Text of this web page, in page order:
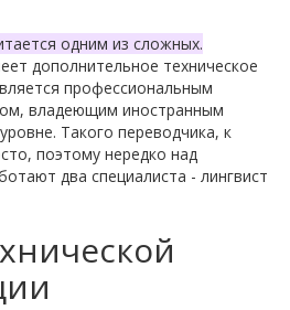
одним из сложных.
дополнительное техническое
профессиональным
владеющим иностранным
Такого переводчика, к
поэтому нередко над
два специалиста - лингвист